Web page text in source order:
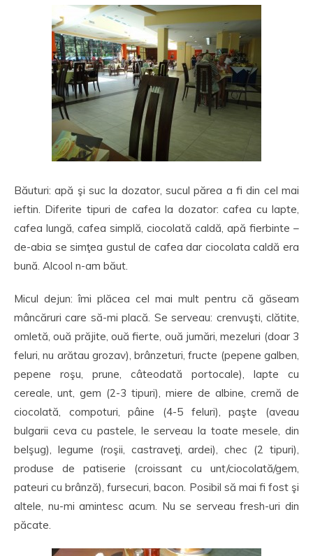
Băuturi: apă şi suc la dozator, sucul părea a fi din cel mai
ieftin. Diferite tipuri de cafea la dozator: cafea cu lapte,
cafea lungă, cafea simplă, ciocolată caldă, apă fierbinte –
de-abia se simţea gustul de cafea dar ciocolata caldă era
bună. Alcool n-am băut.
Micul dejun: îmi plăcea cel mai mult pentru că găseam
mâncăruri care să-mi placă. Se serveau: crenvuşti, clătite,
omletă, ouă prăjite, ouă fierte, ouă jumări, mezeluri (doar 3
feluri, nu arătau grozav), brânzeturi, fructe (pepene galben,
pepene roşu, prune, câteodată portocale), lapte cu
cereale, unt, gem (2-3 tipuri), miere de albine, cremă de
ciocolată, compoturi, pâine (4-5 feluri), paşte (aveau
bulgarii ceva cu pastele, le serveau la toate mesele, din
belşug), legume (roşii, castraveţi, ardei), chec (2 tipuri),
produse de patiserie (croissant cu unt/ciocolată/gem,
pateuri cu brânză), fursecuri, bacon. Posibil să mai fi fost şi
altele, nu-mi amintesc acum. Nu se serveau fresh-uri din
păcate.